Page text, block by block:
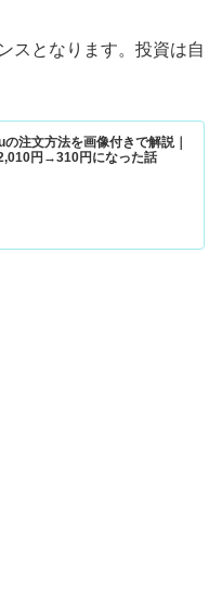
スとなります。投資は自
の注文方法を画像付きで解説｜
円→310円になった話